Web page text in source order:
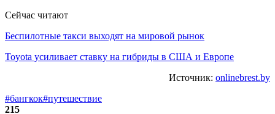
Сейчас читают
Беспилотные такси выходят на мировой рынок
Toyota усиливает ставку на гибриды в США и Европе
Источник: onlinebrest.by
#бангкок#путешествие
215